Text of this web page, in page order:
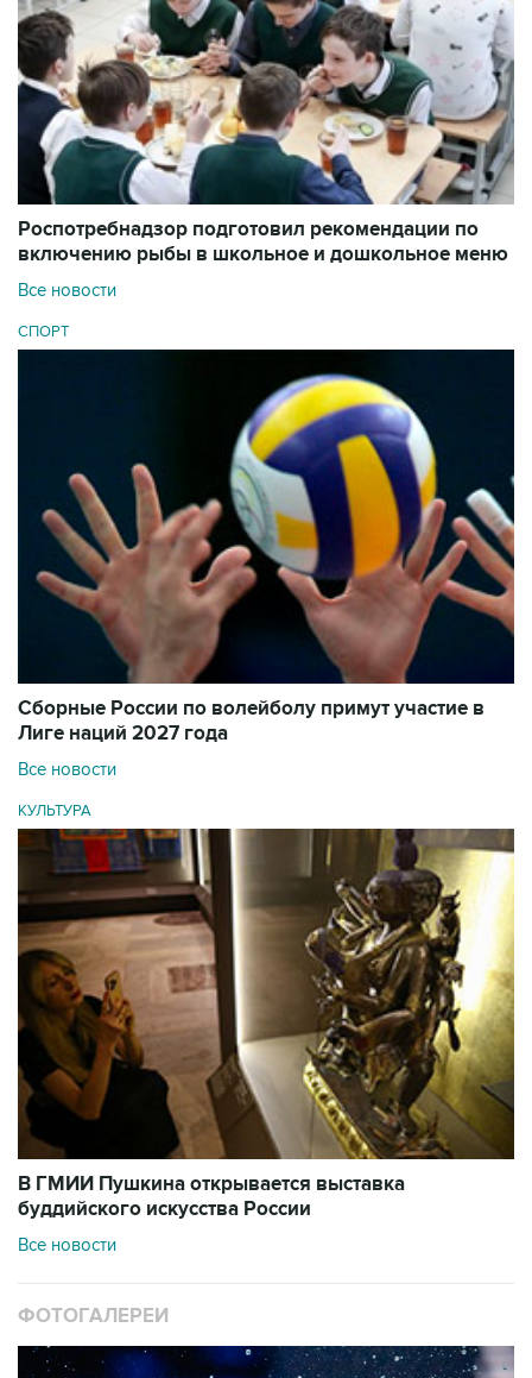
Роспотребнадзор подготовил рекомендации по
включению рыбы в школьное и дошкольное меню
Все новости
СПОРТ
Сборные России по волейболу примут участие в
Лиге наций 2027 года
Все новости
КУЛЬТУРА
В ГМИИ Пушкина открывается выставка
буддийского искусства России
Все новости
ФОТОГАЛЕРЕИ